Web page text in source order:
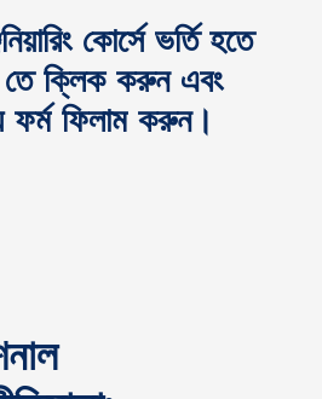
কোর্সে ভর্তি হতে
ক্লিক করুন এবং
ফর্ম ফিলাম করুন।